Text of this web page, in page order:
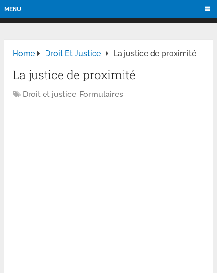
MENU
Home Droit Et Justice La justice de proximité
La justice de proximité
Droit et justice, Formulaires